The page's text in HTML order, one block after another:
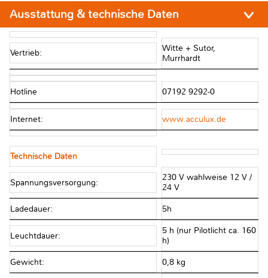
Ausstattung & technische Daten
Vertrieb:
Witte + Sutor,
Murrhardt
Hotline 07192 9292-0
Internet: www.acculux.de
Technische Daten
Spannungsversorgung:
230 V wahlweise 12 V /
24 V
Ladedauer: 5h
Leuchtdauer:
5 h (nur Pilotlicht ca. 160
h)
Gewicht: 0,8 kg